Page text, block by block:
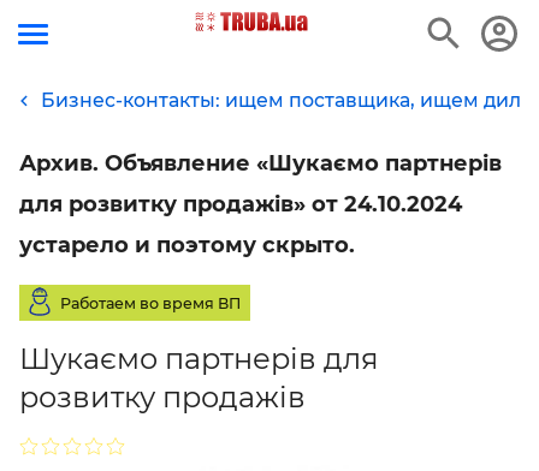
Бизнес-контакты: ищем поставщика, ищем
Архив. Объявление «Шукаємо партнерів
для розвитку продажів» от 24.10.2024
устарело и поэтому скрыто.
Работаем во время ВП
Шукаємо партнерів для
розвитку продажів